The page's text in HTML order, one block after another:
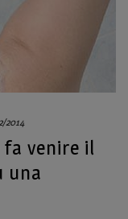
2014
fa venire il
una